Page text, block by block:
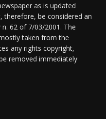
as is updated
therefore, be considered an
62 of 7/03/2001. The
taken from the
any rights copyright,
removed immediately